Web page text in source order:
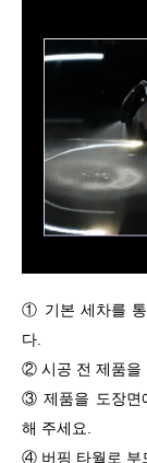
① 기본 세차를 통
다.
② 시공 전 제품을
③ 제품을 도장면
해 주세요.
④ 버핑 타월로 부